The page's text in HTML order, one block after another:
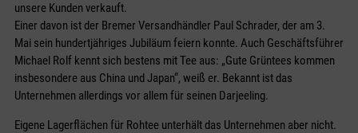
unsere Kunden verkauft.
Einer davon ist der Bremer Versandhändler Paul Schrader, der am 3.
Mai sein hundertjähriges Jubiläum feiern konnte. Auch Geschäftsführer
Michael Rolf kennt sich bestens mit Tee aus: „Gute Grüntees kommen
insbesondere aus China und Japan“, weiß er. Bekannt ist das
Unternehmen allerdings vor allem für seinen Darjeeling.
Eigene Lagerflächen für Rohtee unterhält das Unternehmen aber nicht.